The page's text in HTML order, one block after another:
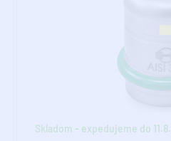
Skladom - expedujeme do 11.8.